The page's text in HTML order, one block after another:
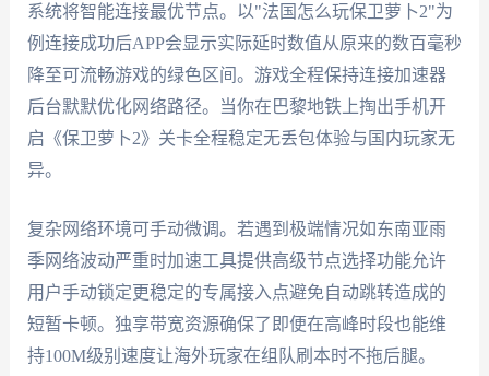
系统将智能连接最优节点。以"法国怎么玩保卫萝卜2"为
例连接成功后APP会显示实际延时数值从原来的数百毫秒
降至可流畅游戏的绿色区间。游戏全程保持连接加速器
后台默默优化网络路径。当你在巴黎地铁上掏出手机开
启《保卫萝卜2》关卡全程稳定无丢包体验与国内玩家无
异。
复杂网络环境可手动微调。若遇到极端情况如东南亚雨
季网络波动严重时加速工具提供高级节点选择功能允许
用户手动锁定更稳定的专属接入点避免自动跳转造成的
短暂卡顿。独享带宽资源确保了即便在高峰时段也能维
持100M级别速度让海外玩家在组队刷本时不拖后腿。